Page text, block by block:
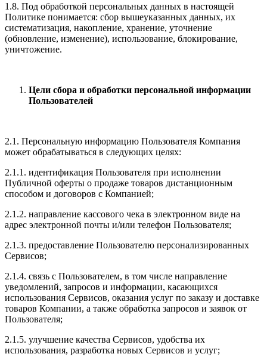
1.8. Под обработкой персональных данных в настоящей
Политике понимается: сбор вышеуказанных данных, их
систематизация, накопление, хранение, уточнение
(обновление, изменение), использование, блокирование,
уничтожение.
Цели сбора и обработки персональной информации
Пользователей
2.1. Персональную информацию Пользователя Компания
может обрабатываться в следующих целях:
2.1.1. идентификация Пользователя при исполнении
Публичной оферты о продаже товаров дистанционным
способом и договоров с Компанией;
2.1.2. направление кассового чека в электронном виде на
адрес электронной почты и/или телефон Пользователя;
2.1.3. предоставление Пользователю персонализированных
Сервисов;
2.1.4. связь с Пользователем, в том числе направление
уведомлений, запросов и информации, касающихся
использования Сервисов, оказания услуг по заказу и доставке
товаров Компании, а также обработка запросов и заявок от
Пользователя;
2.1.5. улучшение качества Сервисов, удобства их
использования, разработка новых Сервисов и услуг;